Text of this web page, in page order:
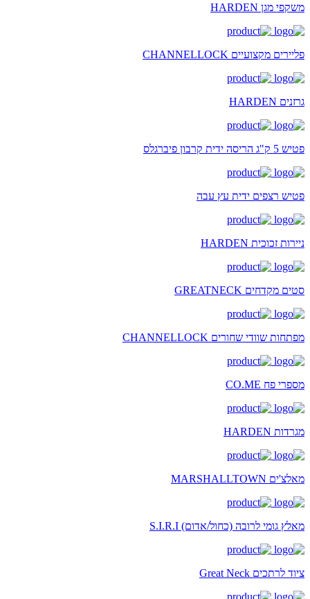
משקפי מגן HARDEN
פליירים מקצועיים CHANNELLOCK
גרזנים HARDEN
פטיש 5 ק"ג הריסה ידית קרבון פיברגלס
פטיש רצפים ידית עץ עבה
ניירות זכוכית HARDEN
סטים מקדחים GREATNECK
מפתחות שוודי שחורים CHANNELLOCK
מספרי פח CO.ME
מגרדות HARDEN
מאלצ'ים MARSHALLTOWN
מאלץ גומי לרובה (כחול/אדום) S.I.R.I
ציוד לרתכים Great Neck